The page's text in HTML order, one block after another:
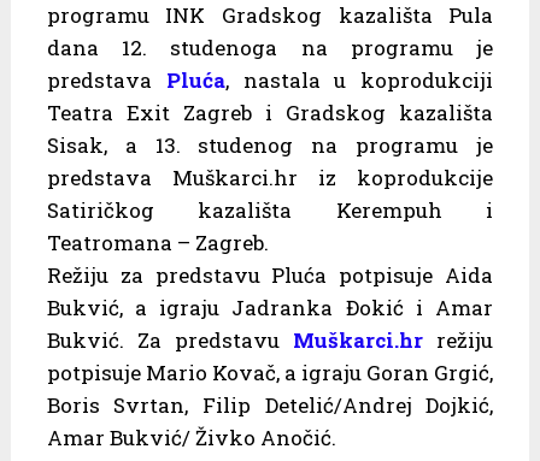
programu INK Gradskog kazališta Pula
dana 12. studenoga na programu je
predstava Pluća, nastala u koprodukciji
Teatra Exit Zagreb i Gradskog kazališta
Sisak, a 13. studenog na programu je
predstava Muškarci.hr iz koprodukcije
Satiričkog kazališta Kerempuh i
Teatromana – Zagreb.
Režiju za predstavu Pluća potpisuje Aida
Bukvić, a igraju Jadranka Đokić i Amar
Bukvić. Za predstavu Muškarci.hr režiju
potpisuje Mario Kovač, a igraju Goran Grgić,
Boris Svrtan, Filip Detelić/Andrej Dojkić,
Amar Bukvić/ Živko Anočić.